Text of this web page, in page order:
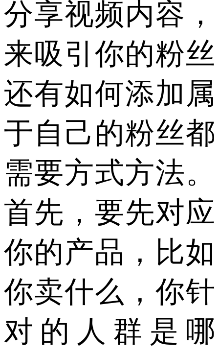
分享视频内容，
来吸引你的粉丝
还有如何添加属
于自己的粉丝都
需要方式方法。
首先，要先对应
你的产品，比如
你卖什么，你针
对的人群是哪